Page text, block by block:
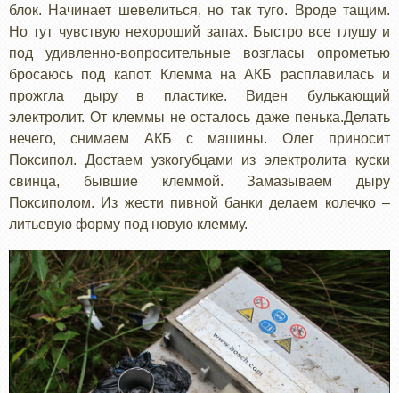
блок. Начинает шевелиться, но так туго. Вроде тащим.
Но тут чувствую нехороший запах. Быстро все глушу и
под удивленно-вопросительные возгласы опрометью
бросаюсь под капот. Клемма на АКБ расплавилась и
прожгла дыру в пластике. Виден булькающий
электролит. От клеммы не осталось даже пенька.Делать
нечего, снимаем АКБ с машины. Олег приносит
Поксипол. Достаем узкогубцами из электролита куски
свинца, бывшие клеммой. Замазываем дыру
Поксиполом. Из жести пивной банки делаем колечко –
литьевую форму под новую клемму.